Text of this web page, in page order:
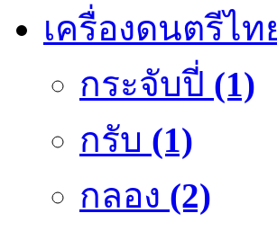
เครื่องดนตรีไท
กระจับปี่ (1)
กรับ (1)
กลอง (2)